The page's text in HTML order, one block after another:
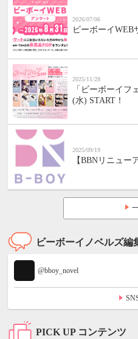
2026/07/06
ビーボーイWEB
2025/11/28
「ビーボーイフ
(水) START！
2025/09/19
【BBNリニュー
ビーボーイノベルズ編
@bboy_novel
PICK UP コンテンツ